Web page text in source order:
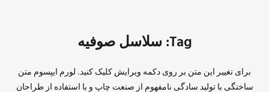
Tag: سلاسل صوفیه
برای تغییر این متن بر روی دکمه ویرایش کلیک کنید. لورم ایپسوم متن
ساختگی با تولید سادگی نامفهوم از صنعت چاپ و با استفاده از طراحان